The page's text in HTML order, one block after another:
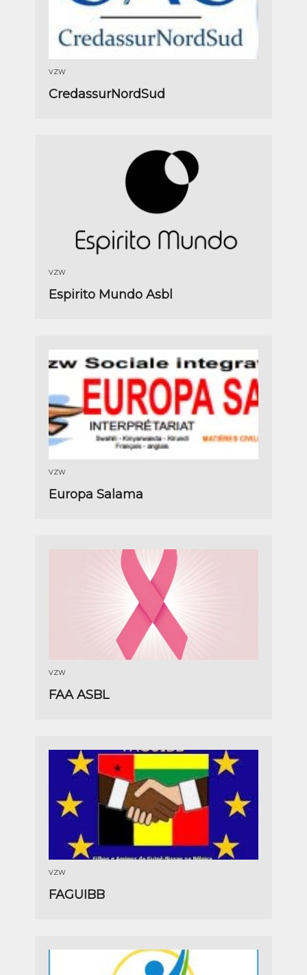
VZW
CredassurNordSud
VZW
Espirito Mundo Asbl
VZW
Europa Salama
VZW
FAA ASBL
VZW
FAGUIBB